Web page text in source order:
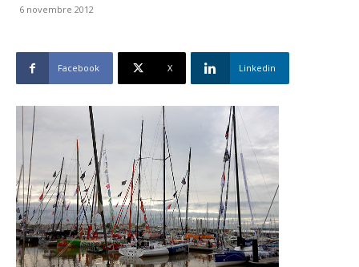
6 novembre 2012
Facebook X Linkedin